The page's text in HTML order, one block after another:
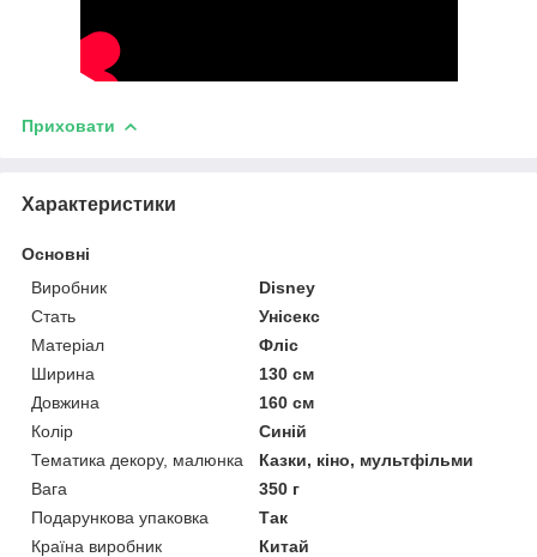
Приховати
Характеристики
Основні
Виробник
Disney
Стать
Унісекс
Матеріал
Фліс
Ширина
130 см
Довжина
160 см
Колір
Синій
Тематика декору, малюнка
Казки, кіно, мультфільми
Вага
350 г
Подарункова упаковка
Так
Країна виробник
Китай